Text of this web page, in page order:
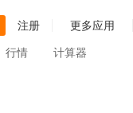
注册 更多应用
行情 计算器